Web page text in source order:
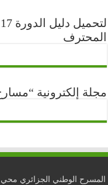
المحترف
مجلة إلكترونية “مسارح” أكتوبر
المسرح الوطني الجزائري